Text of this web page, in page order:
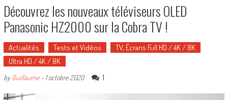
Découvrez les nouveaux téléviseurs OLED
Panasonic HZ2000 sur la Cobra TV !
Actualités Tests et Vidéos
TV, Écrans Full HD / 4K / 8K
Ultra HD / 4K / 8K
byGuillaume- 1 octobre 2020 1